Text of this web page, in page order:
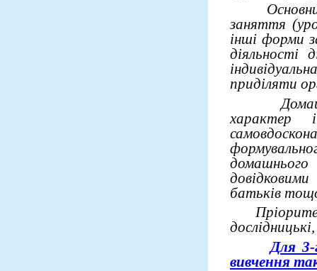
заняття
інші форми
діяльності
приділяти
Домашні
характер
батьків
Для 3-
вивчення